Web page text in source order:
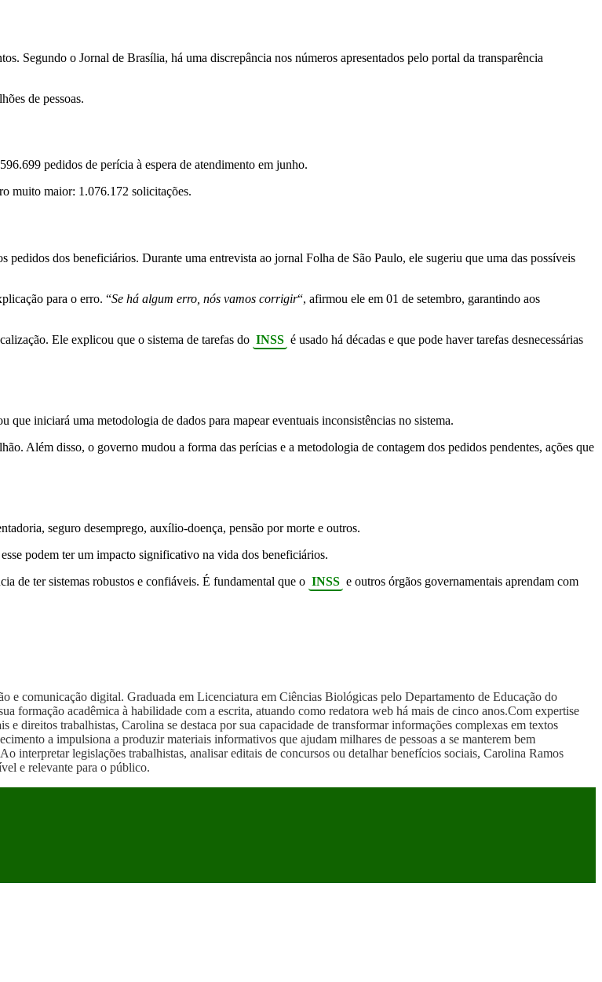
Segundo o Jornal de Brasília, há uma discrepância nos números apresentados pelo portal da transparência
de pessoas.
pedidos de perícia à espera de atendimento em junho.
muito maior: 1.076.172 solicitações.
pedidos dos beneficiários. Durante uma entrevista ao jornal Folha de São Paulo, ele sugeriu que uma das possíveis
para o erro. “Se há algum erro, nós vamos corrigir“, afirmou ele em 01 de setembro, garantindo aos
Ele explicou que o sistema de tarefas do INSS é usado há décadas e que pode haver tarefas desnecessárias
iniciará uma metodologia de dados para mapear eventuais inconsistências no sistema.
Além disso, o governo mudou a forma das perícias e a metodologia de contagem dos pedidos pendentes, ações que
seguro desemprego, auxílio-doença, pensão por morte e outros.
podem ter um impacto significativo na vida dos beneficiários.
de ter sistemas robustos e confiáveis. É fundamental que o INSS e outros órgãos governamentais aprendam com
e comunicação digital. Graduada em Licenciatura em Ciências Biológicas pelo Departamento de Educação do
formação acadêmica à habilidade com a escrita, atuando como redatora web há mais de cinco anos.Com expertise
e direitos trabalhistas, Carolina se destaca por sua capacidade de transformar informações complexas em textos
a impulsiona a produzir materiais informativos que ajudam milhares de pessoas a se manterem bem
interpretar legislações trabalhistas, analisar editais de concursos ou detalhar benefícios sociais, Carolina Ramos
e relevante para o público.